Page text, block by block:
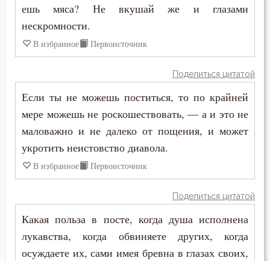
ешь мяса? Не вкушай же и глазами
нескромности.
В избранное Первоисточник
Поделиться цитатой
Если ты не можешь поститься, то по крайней
мере можешь не роскошествовать, — а и это не
маловажно и не далеко от пощения, и может
укротить неистовство диавола.
В избранное Первоисточник
Поделиться цитатой
Какая польза в посте, когда душа исполнена
лукавства, когда обвиняете других, когда
осуждаете их, сами имея бревна в глазах своих,